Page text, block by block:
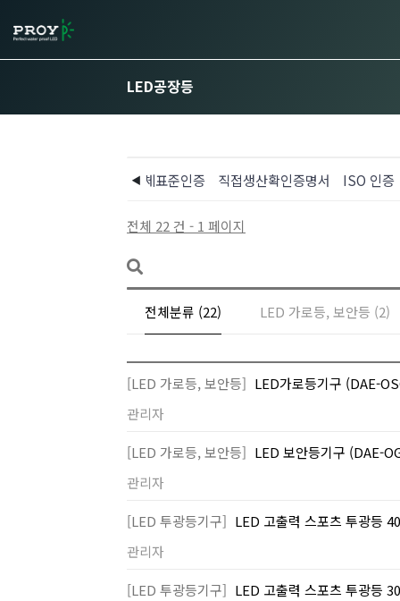
LED공장등
단체표준인증 직접생산확인증명서 ISO 인증
전체 22 건 - 1 페이지
전체분류 (22) LED 가로등, 보안등 (2)
[LED 가로등, 보안등] LED가로등기구 (DAE-
관리자
[LED 가로등, 보안등] LED 보안등기구 (DAE-
관리자
[LED 투광등기구] LED 고출력 스포츠 투광등
관리자
[LED 투광등기구] LED 고출력 스포츠 투광등